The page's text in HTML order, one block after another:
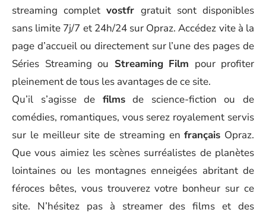
streaming completvostfr gratuit sont disponibles
sans limite 7j/7 et 24h/24 sur Opraz. Accédez vite à la
page d’accueil ou directement sur l’une des pages de
Séries Streaming ou Streaming Film pour profiter
pleinement de tous les avantages de ce site.
Qu’il s’agisse de filmsde science-fiction ou de
comédies, romantiques, vous serez royalement servis
sur le meilleur site de streaming enfrançais Opraz.
Que vous aimiez les scènes surréalistes de planètes
lointaines ou les montagnes enneigées abritant de
féroces bêtes, vous trouverez votre bonheur sur ce
site. N’hésitez pas à streamer des films et des